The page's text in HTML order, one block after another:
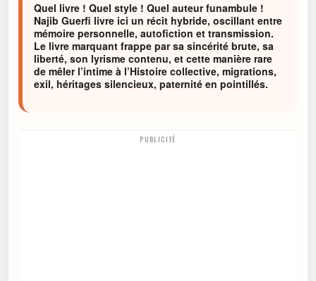
Quel livre ! Quel style ! Quel auteur funambule !
Najib Guerfi livre ici un récit hybride, oscillant entre
mémoire personnelle, autofiction et transmission.
Le livre marquant frappe par sa sincérité brute, sa
liberté, son lyrisme contenu, et cette manière rare
de mêler l’intime à l’Histoire collective, migrations,
exil, héritages silencieux, paternité en pointillés.
PUBLICITÉ